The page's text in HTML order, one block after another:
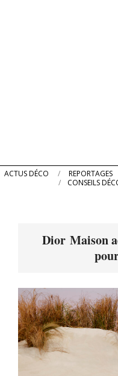
Primary
ACTUS DÉCO REPORTAGES
CONSEILS
Dior Maison